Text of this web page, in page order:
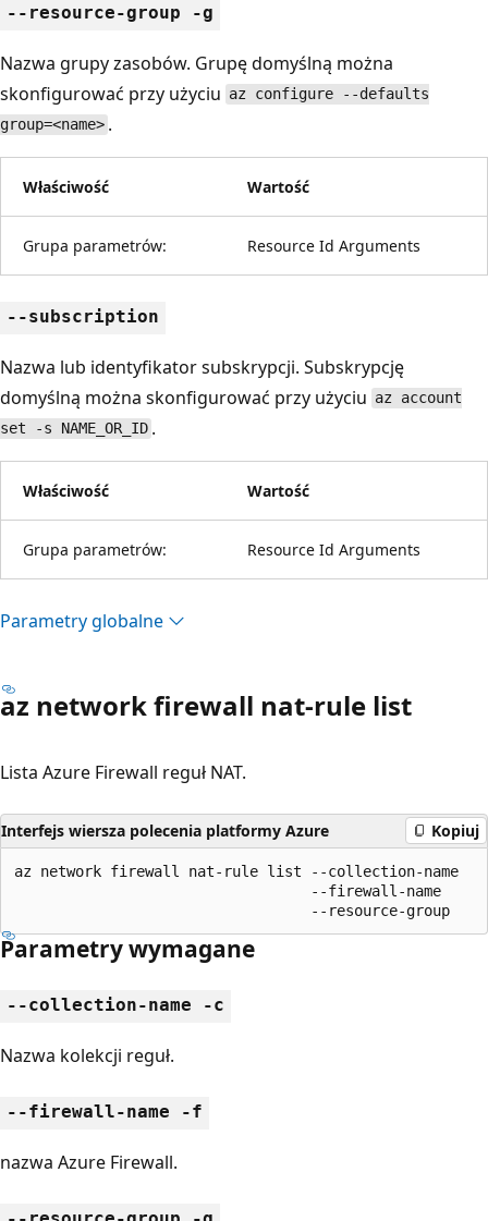
--resource-group -g
Nazwa grupy zasobów. Grupę domyślną można
skonfigurować przy użyciu az configure --defaults
group=<name> .
Właściwość Wartość
Grupa parametrów: Resource Id Arguments
--subscription
Nazwa lub identyfikator subskrypcji. Subskrypcję
domyślną można skonfigurować przy użyciu az account
set -s NAME_OR_ID .
Właściwość Wartość
Grupa parametrów: Resource Id Arguments
Parametry globalne
az network firewall nat-rule list
Lista Azure Firewall reguł NAT.
Interfejs wiersza polecenia platformy Azure Kopiuj
az network firewall nat-rule list --collection-name
                                  --firewall-name
                                  --resource-group
Parametry wymagane
--collection-name -c
Nazwa kolekcji reguł.
--firewall-name -f
nazwa Azure Firewall.